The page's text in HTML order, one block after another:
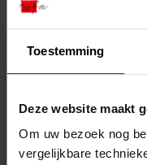
Toestemming
Deze website maakt
Om uw bezoek nog
vergelijkbare